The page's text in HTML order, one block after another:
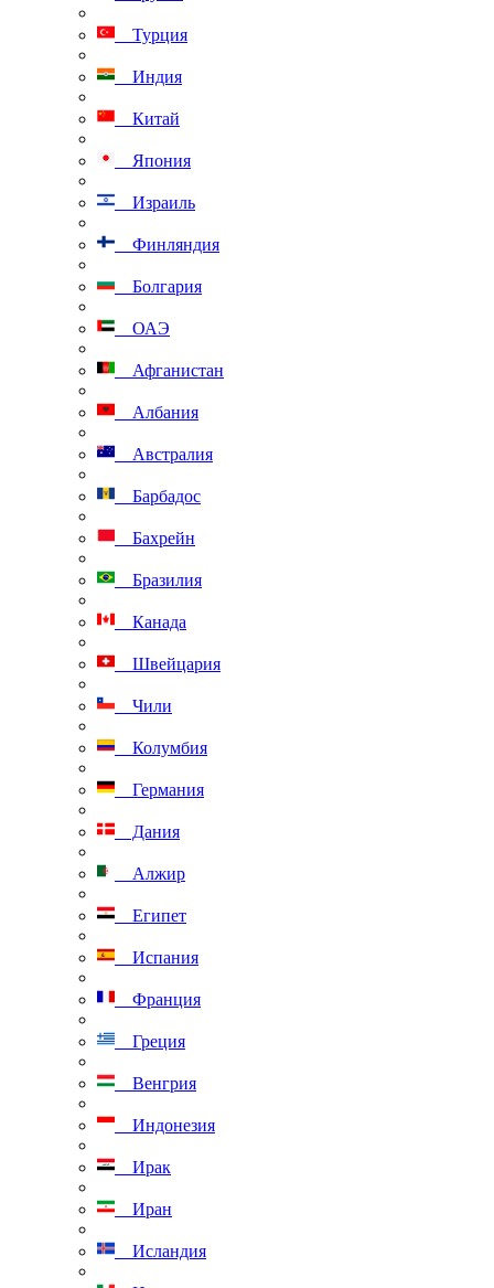
Турция
Индия
Китай
Япония
Израиль
Финляндия
Болгария
ОАЭ
Афганистан
Албания
Австралия
Барбадос
Бахрейн
Бразилия
Канада
Швейцария
Чили
Колумбия
Германия
Дания
Алжир
Египет
Испания
Франция
Греция
Венгрия
Индонезия
Ирак
Иран
Исландия